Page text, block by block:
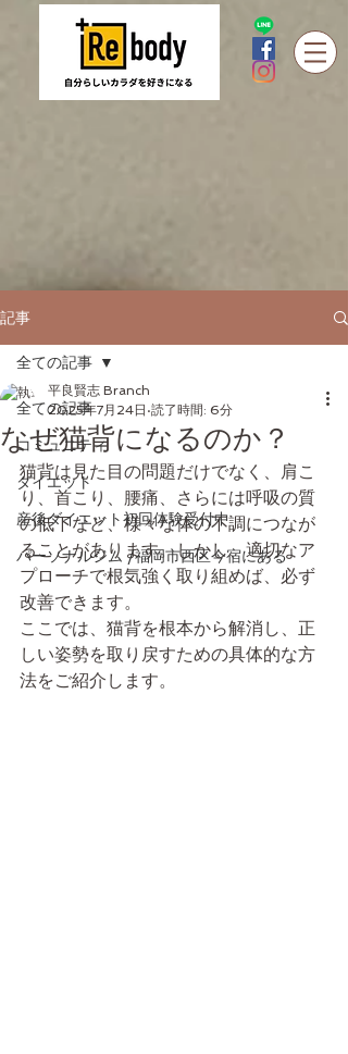
記事
全ての記事
コミュニティ
ダイエット
産後ダイエット初回体験受付中
パーソナルジム /福岡市西区今宿にある
全ての記事
なぜ猫背になるのか？
平良賢志 Branch
2025年7月24日 読了時間: 6分
猫背は見た目の問題だけでなく、肩こ
り、首こり、腰痛、さらには呼吸の質
の低下など、様々な体の不調につなが
ることがあります。しかし、適切なア
プローチで根気強く取り組めば、必ず
改善できます。
ここでは、猫背を根本から解消し、正
しい姿勢を取り戻すための具体的な方
法をご紹介します。